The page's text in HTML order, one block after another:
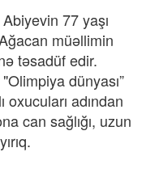
77 yaşı
müəllimin
təsadüf edir.
dünyası”
adından
can sağlığı, uzun